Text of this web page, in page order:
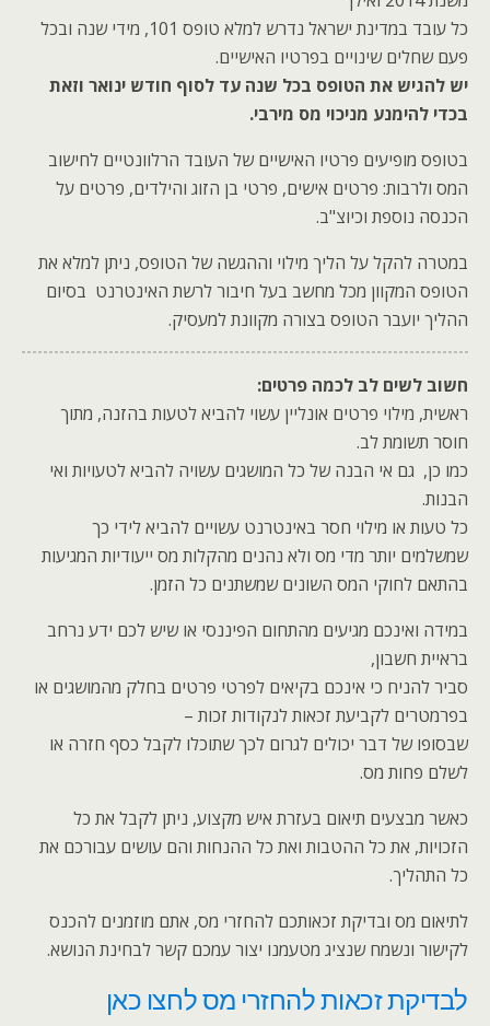
כל עובד במדינת ישראל נדרש למלא טופס 101, מידי שנה ובכל
פעם שחלים שינויים בפרטיו האישיים.
יש להגיש את הטופס בכל שנה עד לסוף חודש ינואר וזאת
בכדי להימנע מניכוי מס מירבי.
בטופס מופיעים פרטיו האישיים של העובד הרלוונטיים לחישוב
המס ולרבות: פרטים אישים, פרטי בן הזוג והילדים, פרטים על
הכנסה נוספת וכיוצ"ב.
במטרה להקל על הליך מילוי וההגשה של הטופס, ניתן למלא את
הטופס המקוון מכל מחשב בעל חיבור לרשת האינטרנט בסיום
ההליך יועבר הטופס בצורה מקוונת למעסיק.
חשוב לשים לב לכמה פרטים:
ראשית, מילוי פרטים אונליין עשוי להביא לטעות בהזנה, מתוך
חוסר תשומת לב.
כמו כן, גם אי הבנה של כל המושגים עשויה להביא לטעויות ואי
הבנות.
כל טעות או מילוי חסר באינטרנט עשויים להביא לידי כך
שמשלמים יותר מדי מס ולא נהנים מהקלות מס ייעודיות המגיעות
בהתאם לחוקי המס השונים שמשתנים כל הזמן.
במידה ואינכם מגיעים מהתחום הפיננסי או שיש לכם ידע נרחב
בראיית חשבון,
סביר להניח כי אינכם בקיאים לפרטי פרטים בחלק מהמושגים או
בפרמטרים לקביעת זכאות לנקודות זכות –
שבסופו של דבר יכולים לגרום לכך שתוכלו לקבל כסף חזרה או
לשלם פחות מס.
כאשר מבצעים תיאום בעזרת איש מקצוע, ניתן לקבל את כל
הזכויות, את כל ההטבות ואת כל ההנחות והם עושים עבורכם את
כל התהליך.
לתיאום מס ובדיקת זכאותכם להחזרי מס, אתם מוזמנים להכנס
לקישור ונשמח שנציג מטעמנו יצור עמכם קשר לבחינת הנושא.
לבדיקת זכאות להחזרי מס לחצו כאן